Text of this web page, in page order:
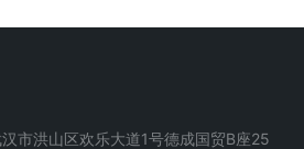
市洪山区欢乐大道1号德成国贸B座25